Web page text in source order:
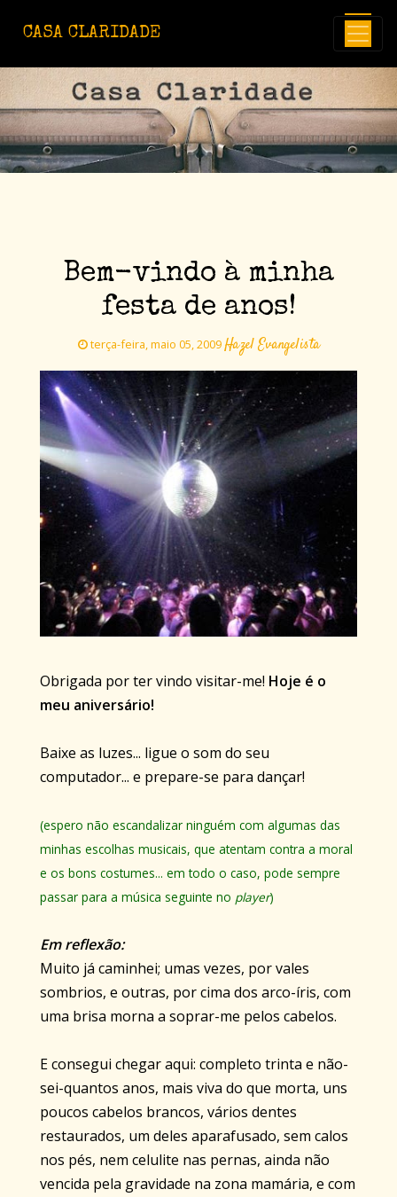
CASA CLARIDADE
Bem-vindo à minha
festa de anos!
terça-feira, maio 05, 2009Hazel Evangelista
Obrigada por ter vindo visitar-me! Hoje é o
meu aniversário!
Baixe as luzes... ligue o som do seu
computador... e prepare-se para dançar!
(espero não escandalizar ninguém com algumas das
minhas escolhas musicais, que atentam contra a moral
e os bons costumes... em todo o caso, pode sempre
passar para a música seguinte no player)
Em reflexão:
Muito já caminhei; umas vezes, por vales
sombrios, e outras, por cima dos arco-íris, com
uma brisa morna a soprar-me pelos cabelos.
E consegui chegar aqui: completo trinta e não-
sei-quantos anos, mais viva do que morta, uns
poucos cabelos brancos, vários dentes
restaurados, um deles aparafusado, sem calos
nos pés, nem celulite nas pernas, ainda não
vencida pela gravidade na zona mamária, e com